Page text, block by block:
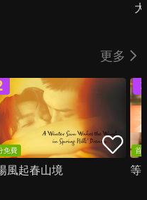
更多
免費
風起春山境
首
等